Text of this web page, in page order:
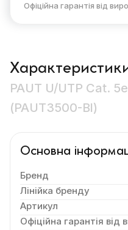
Офіційна гарантія від
PAUT U/UTP Cat.
(PAUT3500-Bl)
Основна
Бренд
Лінійка бренду
Артикул
Офіційна гарантія від